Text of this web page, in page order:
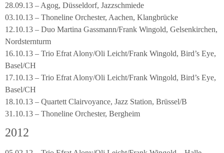
28.09.13 – Agog, Düsseldorf, Jazzschmiede
03.10.13 – Thoneline Orchester, Aachen, Klangbrücke
12.10.13 – Duo Martina Gassmann/Frank Wingold, Gelsenkirchen,
Nordsternturm
16.10.13 – Trio Efrat Alony/Oli Leicht/Frank Wingold, Bird’s Eye,
Basel/CH
17.10.13 – Trio Efrat Alony/Oli Leicht/Frank Wingold, Bird’s Eye,
Basel/CH
18.10.13 – Quartett Clairvoyance, Jazz Station, Brüssel/B
31.10.13 – Thoneline Orchester, Bergheim
2012